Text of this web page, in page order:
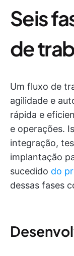
Seis
de
Um fluxo de
agilidade e
rápida e
e operações.
integração,
implantação
sucedido do
dessas fases